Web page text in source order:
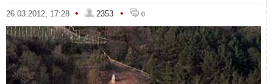
26.03.2012, 17:28 • 2353 • 0